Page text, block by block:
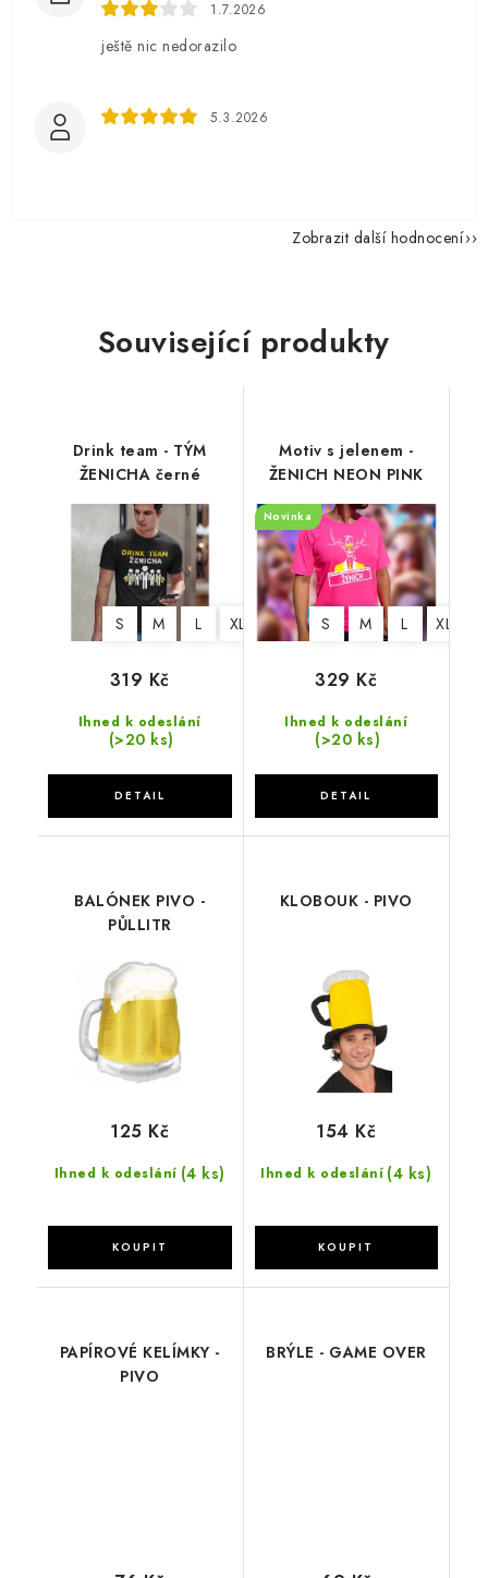
1.7.2026
ještě nic nedorazilo
5.3.2026
Zobrazit další hodnocení
Související produkty
Drink team - TÝM
ŽENICHA černé
S M L XL 2XL 3XL
Ihned k odeslání
(>20 ks)
319 Kč
Motiv s jelenem -
ŽENICH NEON PINK
Novinka
S M L XL
Ihned k odeslání
(>20 ks)
329 Kč
BALÓNEK PIVO -
PŮLLITR
Ihned k odeslání (4 ks)
125 Kč
KLOBOUK - PIVO
Ihned k odeslání (4 ks)
154 Kč
PAPÍROVÉ KELÍMKY -
PIVO
BRÝLE - GAME OVER